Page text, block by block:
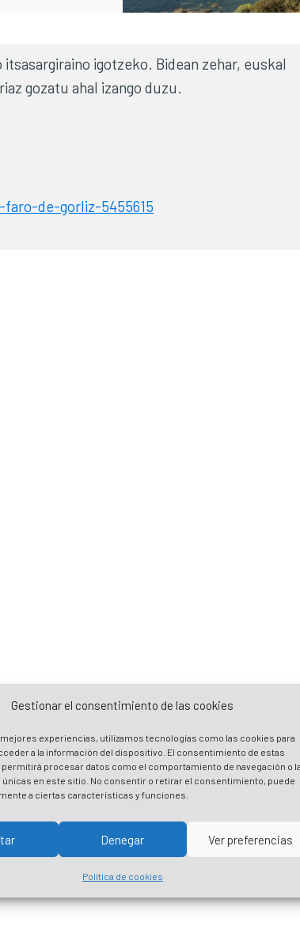
Gestionar el consentimiento de las cookies
experiencias, utilizamos tecnologías como las cookies para
a la información del dispositivo. El consentimiento de estas
procesar datos como el comportamiento de navegación o
en este sitio. No consentir o retirar el consentimiento, puede
a ciertas características y funciones.
Denegar Ver preferencias
Política de cookies
igotzeko. Bidean zehar, euskal
gozatu ahal izango duzu.
de-gorliz-5455615